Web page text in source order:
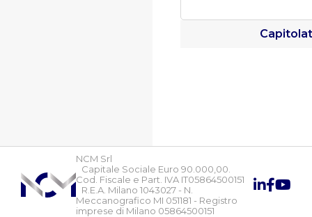
NCM Srl
Capitale Sociale Euro 90.000,00.
Cod. Fiscale e Part. IVA IT05864500151
R.E.A. Milano 1043027 - N.
Meccanografico MI 051181 - Registro
imprese di Milano 05864500151